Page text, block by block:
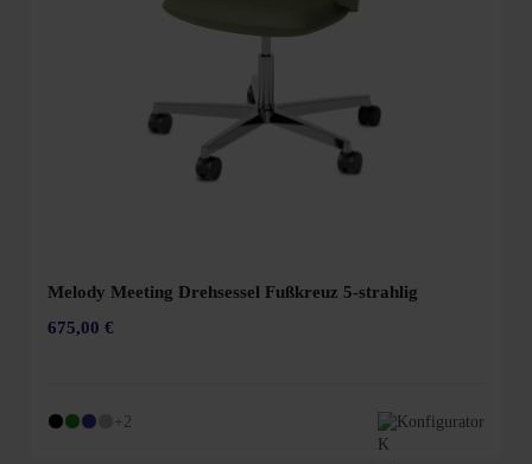
Melody Meeting Drehsessel Fußkreuz 5-strahlig
675,00 €
+2 Konfigurator